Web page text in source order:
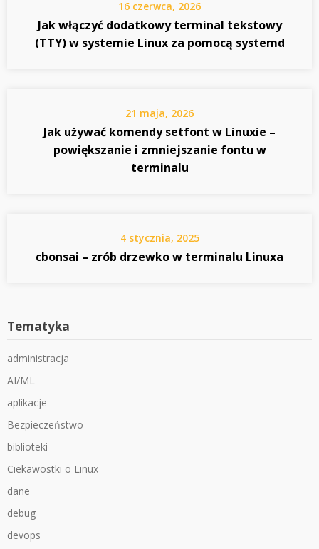
16 czerwca, 2026
Jak włączyć dodatkowy terminal tekstowy
(TTY) w systemie Linux za pomocą systemd
21 maja, 2026
Jak używać komendy setfont w Linuxie –
powiększanie i zmniejszanie fontu w
terminalu
4 stycznia, 2025
cbonsai – zrób drzewko w terminalu Linuxa
Tematyka
administracja
AI/ML
aplikacje
Bezpieczeństwo
biblioteki
Ciekawostki o Linux
dane
debug
devops